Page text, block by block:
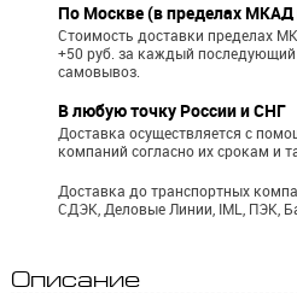
По Москве (в пределах МКАД
Стоимость доставки пределах
+50 руб. за каждый последующий
самовывоз.
В любую точку России и СНГ
Доставка осуществляется с
компаний согласно их срокам и
Доставка до транспортных
СДЭК, Деловые Линии, IML, ПЭК,
Описание